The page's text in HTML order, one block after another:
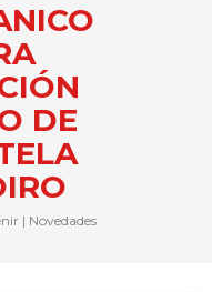
DE
| Novedades